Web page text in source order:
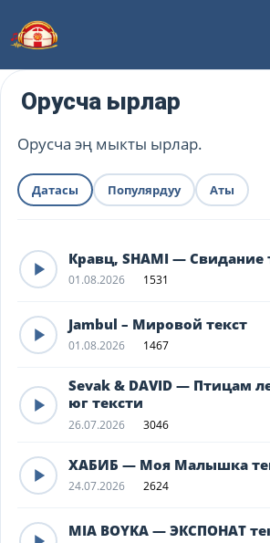
Орусча ырлар
Орусча эң мыкты ырлар.
Датасы Популярдуу Аты
Кравц, SHAMI — Свидание
01.08.2026 1531
Jambul – Мировой текст
01.08.2026 1467
Sevak & DAVID — Птицам
юг тексти
26.07.2026 3046
ХАБИБ — Моя Малышка
24.07.2026 2624
MIA BOYKA — ЭКСПОНАТ